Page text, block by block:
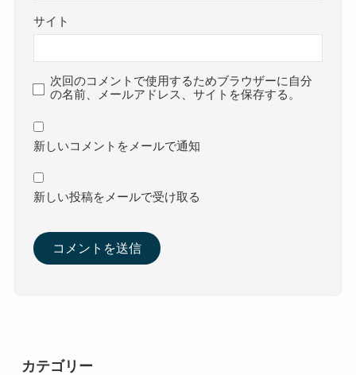
サイト
次回のコメントで使用するためブラウザーに自分
の名前、メールアドレス、サイトを保存する。
新しいコメントをメールで通知
新しい投稿をメールで受け取る
カテゴリー